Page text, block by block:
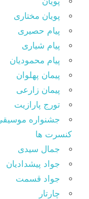
پویان مختاری
پیام حصیری
پیام شیاری
پیام محمودیان
پیمان پهلوان
پیمان زارعی
تورج پارازیت
جشنواره
کنسرت ها
جمال سیدی
جواد پیشدادیان
جواد قسمت
چارتار